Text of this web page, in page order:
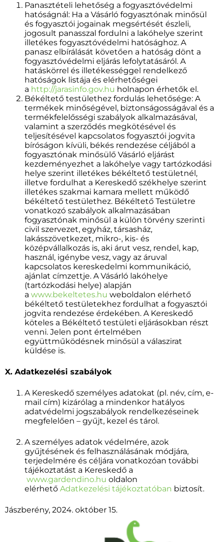
Panasztételi lehetőség a fogyasztóvédelmi
hatóságnál: Ha a Vásárló fogyasztónak minősül
és fogyasztói jogainak megsértését észleli,
jogosult panasszal fordulni a lakóhelye szerint
illetékes fogyasztóvédelmi hatósághoz. A
panasz elbírálását követően a hatóság dönt a
fogyasztóvédelmi eljárás lefolytatásáról. A
hatáskörrel és illetékességgel rendelkező
hatóságok listája és elérhetőségei
a http://jarasinfo.gov.hu holnapon érhetők el.
Békéltető testülethez fordulás lehetősége: A
termékek minőségével, biztonságosságával és a
termékfelelősségi szabályok alkalmazásával,
valamint a szerződés megkötésével és
teljesítésével kapcsolatos fogyasztói jogvita
bíróságon kívüli, békés rendezése céljából a
fogyasztónak minősülő Vásárló eljárást
kezdeményezhet a lakóhelye vagy tartózkodási
helye szerint illetékes békéltető testületnél,
illetve fordulhat a Kereskedő székhelye szerint
illetékes szakmai kamara mellett működő
békéltető testülethez. Békéltető Testületre
vonatkozó szabályok alkalmazásában
fogyasztónak minősül a külön törvény szerinti
civil szervezet, egyház, társasház,
lakásszövetkezet, mikro-, kis- és
középvállalkozás is, aki árut vesz, rendel, kap,
használ, igénybe vesz, vagy az áruval
kapcsolatos kereskedelmi kommunikáció,
ajánlat címzettje. A Vásárló lakóhelye
(tartózkodási helye) alapján
a www.bekeltetes.hu weboldalon elérhető
békéltető testületekhez fordulhat a fogyasztói
jogvita rendezése érdekében. A Kereskedő
köteles a Békéltető testületi eljárásokban részt
venni. Jelen pont értelmében
együttműködésnek minősül a válaszirat
küldése is.
X. Adatkezelési szabályok
A Kereskedő személyes adatokat (pl. név, cím, e-
mail cím) kizárólag a mindenkor hatályos
adatvédelmi jogszabályok rendelkezéseinek
megfelelően – gyűjt, kezel és tárol.
A személyes adatok védelmére, azok
gyűjtésének és felhasználásának módjára,
terjedelmére és céljára vonatkozóan további
tájékoztatást a Kereskedő a
www.gardendino.hu oldalon
elérhető Adatkezelési tájékoztatóban biztosít.
Jászberény, 2024. október 15.